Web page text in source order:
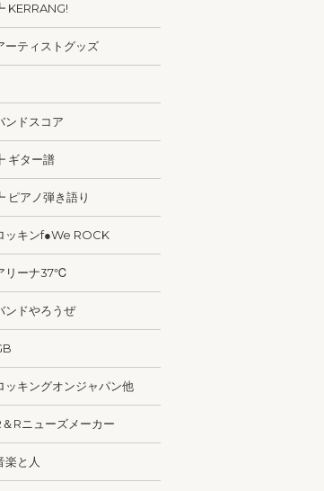
ーティストグッズ
ンドスコア
ター譜
アノ弾き語り
ッキンf●We ROCK
リーナ37℃
ンドやろうぜ
ッキングオンジャパン他
Rニューズメーカー
楽と人